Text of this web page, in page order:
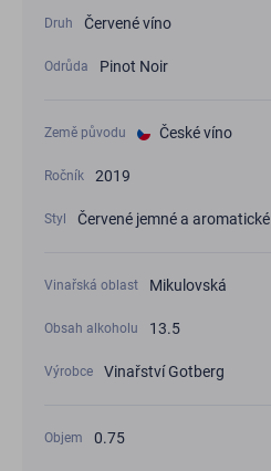
Druh Červené víno
Odrůda Pinot Noir
Země původu České víno
Ročník 2019
Styl Červené jemné a aromatické
Vinařská oblast Mikulovská
Obsah alkoholu 13.5
Výrobce Vinařství Gotberg
Objem 0.75